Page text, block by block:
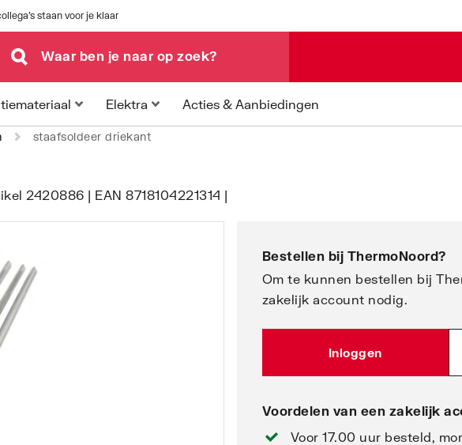
staan voor je klaar
Elektra Acties & Aanbiedingen
staafsoldeer driekant
2420886 | EAN 8718104221314 |
Bestellen bij ThermoNoord?
Om te kunnen bestellen bij
zakelijk account nodig.
Inloggen
Voordelen van een zakelijk
Voor 17.00 uur besteld,